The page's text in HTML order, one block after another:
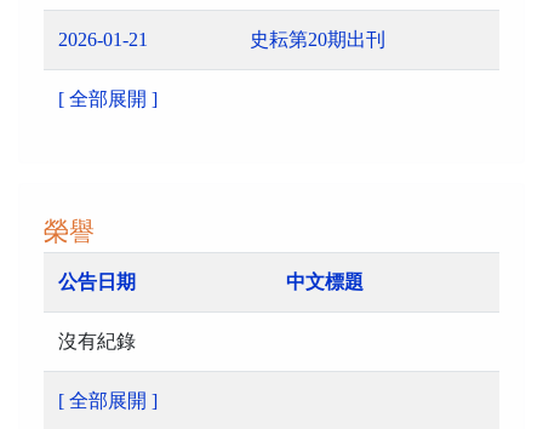
2026-01-21 史耘第20期出刊
[ 全部展開 ]
榮譽
公告日期 中文標題
沒有紀錄
[ 全部展開 ]